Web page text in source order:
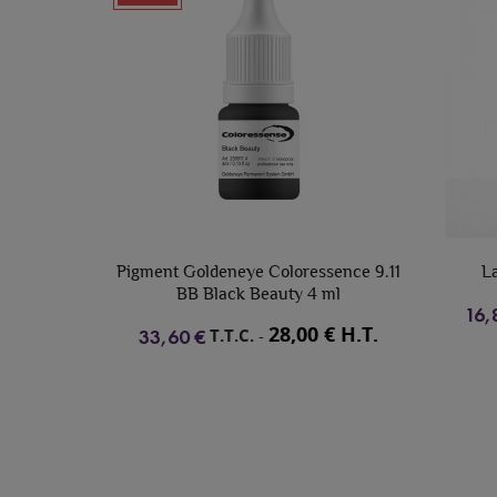
Goldeneye Coloressence 9.11
BB Black Beauty 4 ml
28,00 € H.T.
Lash Perfect Pinces